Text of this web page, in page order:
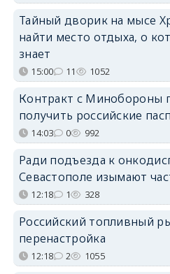
Тайный дворик на мысе
найти место отдыха, о
знает
15:00 11 1052
Контракт с Минобороны
получить российские
14:03 0 992
Ради подъезда к
Севастополе изымают
12:18 1 328
Российский топливный
перенастройка
12:18 2 1055